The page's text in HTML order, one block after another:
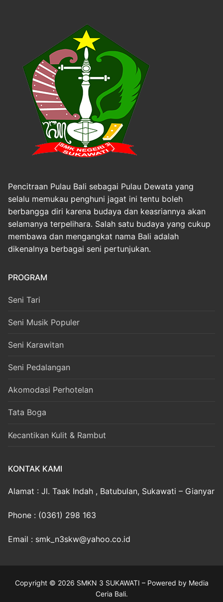
Pencitraan Pulau Bali sebagai Pulau Dewata yang
selalu memukau penghuni jagat ini tentu boleh
berbangga diri karena budaya dan keasriannya akan
selamanya terpelihara. Salah satu budaya yang cukup
membawa dan mengangkat nama Bali adalah
dikenalnya berbagai seni pertunjukan.
PROGRAM
Seni Tari
Seni Musik Populer
Seni Karawitan
Seni Pedalangan
Akomodasi Perhotelan
Tata Boga
Kecantikan Kulit & Rambut
KONTAK KAMI
Alamat : Jl. Taak Indah , Batubulan, Sukawati – Gianyar
Phone : (0361) 298 163
Email : smk_n3skw@yahoo.co.id
Copyright © 2026 SMKN 3 SUKAWATI – Powered by Media
Ceria Bali.